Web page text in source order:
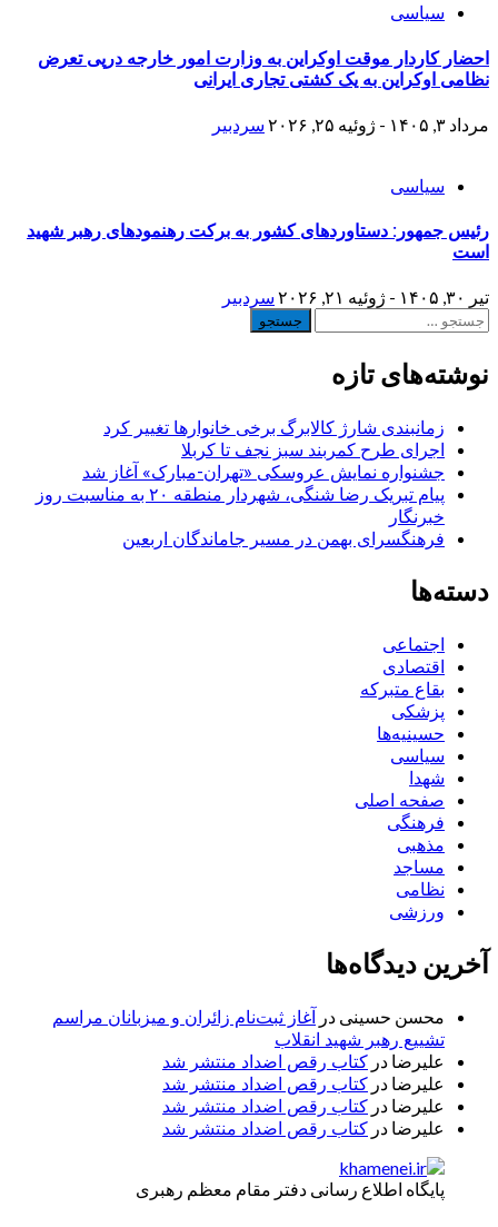
سیاسی
احضار کاردار موقت اوکراین به وزارت امور خارجه درپی تعرض
نظامی اوکراین به یک کشتی تجاری ایرانی
مرداد ۳, ۱۴۰۵ - ژوئیه ۲۵, ۲۰۲۶ سردبیر
سیاسی
رئیس جمهور: دستاوردهای کشور به برکت رهنمودهای رهبر شهید
است
تیر ۳۰, ۱۴۰۵ - ژوئیه ۲۱, ۲۰۲۶
سردبیر
جستجو
نوشته‌های تازه
زمانبندی شارژ کالابرگ برخی خانوارها تغییر کرد
اجرای طرح کمربند سبز نجف تا کربلا
جشنواره نمایش عروسکی «تهران-مبارک» آغاز شد
پیام تبریک رضا شنگی، شهردار منطقه ۲۰ به مناسبت روز
خبرنگار
فرهنگسرای بهمن در مسیر جاماندگان اربعین
دسته‌ها
اجتماعی
اقتصادی
بقاع متبرکه
پزشکی
حسینیه‌ها
سیاسی
شهدا
صفحه اصلی
فرهنگی
مذهبی
مساجد
نظامی
ورزشی
آخرین دیدگاه‌ها
محسن حسینی در آغاز ثبت‌نام زائران و میزبانان مراسم
تشییع رهبر شهید انقلاب
علیرضا در کتاب رقص اضداد منتشر شد
علیرضا در کتاب رقص اضداد منتشر شد
علیرضا در کتاب رقص اضداد منتشر شد
علیرضا در کتاب رقص اضداد منتشر شد
پایگاه اطلاع رسانی دفتر مقام معظم رهبری